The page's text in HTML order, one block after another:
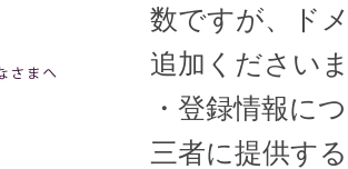
数ですが、ド
追加ください
・登録情報に
三者に提供す